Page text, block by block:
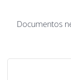
Documentos